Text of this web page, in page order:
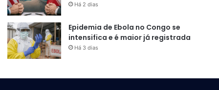
Há 2 dias
Epidemia de Ebola no Congo se
intensifica e é maior já registrada
Há 3 dias